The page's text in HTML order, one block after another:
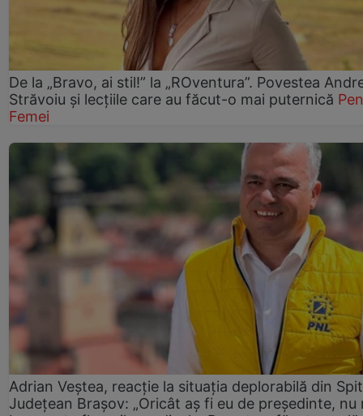
De la „Bravo, ai stil!” la „ROventura”. Povestea
Străvoiu și lecțiile care au făcut-o mai puternică
Femei
Adrian Veștea, reacție la situația deplorabilă din
Județean Brașov: „Oricât aș fi eu de președinte, nu